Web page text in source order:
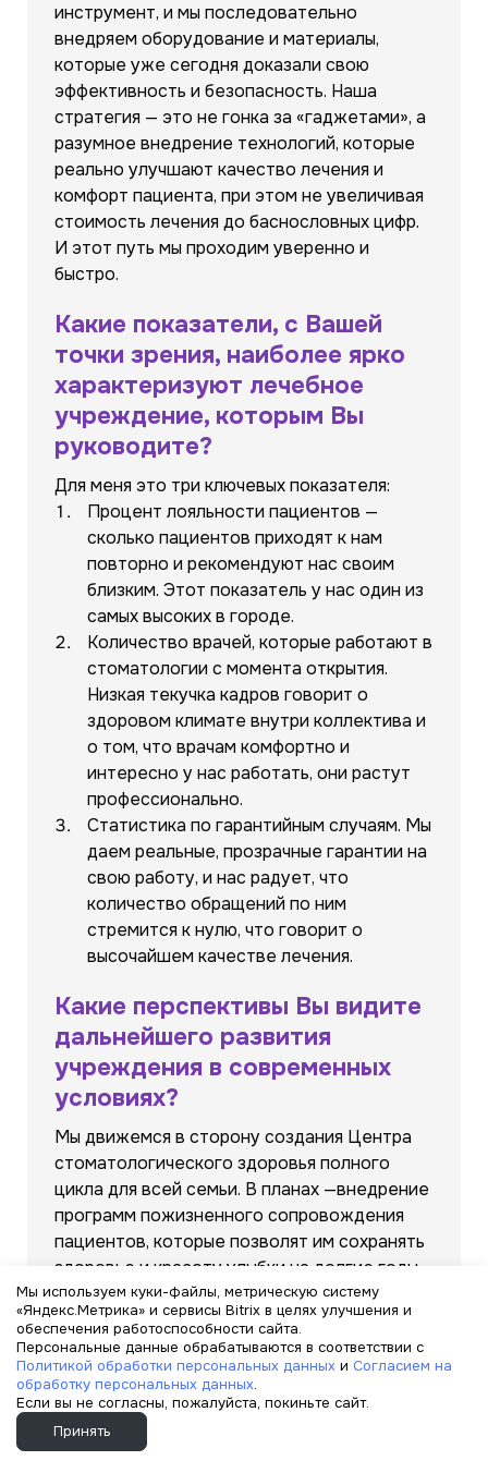
инструмент, и мы последовательно
внедряем оборудование и материалы,
которые уже сегодня доказали свою
эффективность и безопасность. Наша
стратегия — это не гонка за «гаджетами», а
разумное внедрение технологий, которые
реально улучшают качество лечения и
комфорт пациента, при этом не увеличивая
стоимость лечения до баснословных цифр.
И этот путь мы проходим уверенно и
быстро.
Какие показатели, с Вашей
точки зрения, наиболее ярко
характеризуют лечебное
учреждение, которым Вы
руководите?
Для меня это три ключевых показателя:
Процент лояльности пациентов —
сколько пациентов приходят к нам
повторно и рекомендуют нас своим
близким. Этот показатель у нас один из
самых высоких в городе.
Количество врачей, которые работают в
стоматологии с момента открытия.
Низкая текучка кадров говорит о
здоровом климате внутри коллектива и
о том, что врачам комфортно и
интересно у нас работать, они растут
профессионально.
Статистика по гарантийным случаям. Мы
даем реальные, прозрачные гарантии на
свою работу, и нас радует, что
количество обращений по ним
стремится к нулю, что говорит о
высочайшем качестве лечения.
Какие перспективы Вы видите
дальнейшего развития
учреждения в современных
условиях?
Мы движемся в сторону создания Центра
стоматологического здоровья полного
цикла для всей семьи. В планах —внедрение
программ пожизненного сопровождения
пациентов, которые позволят им сохранять
здоровье и красоту улыбки на долгие годы.
И в завершение нашего
разговора, что Вы хотите
пожелать нашим пациентам?
Я желаю каждому пациенту "Заботы" найти
своего доктора и свою клинику в лице
Мы используем куки-файлы, метрическую систему
«Яндекс.Метрика» и сервисы Bitrix в целях улучшения и
обеспечения работоспособности сайта.
Персональные данные обрабатываются в соответствии с
Политикой обработки персональных данных и Согласием на
обработку персональных данных.
Если вы не согласны, пожалуйста, покиньте сайт.
Принять